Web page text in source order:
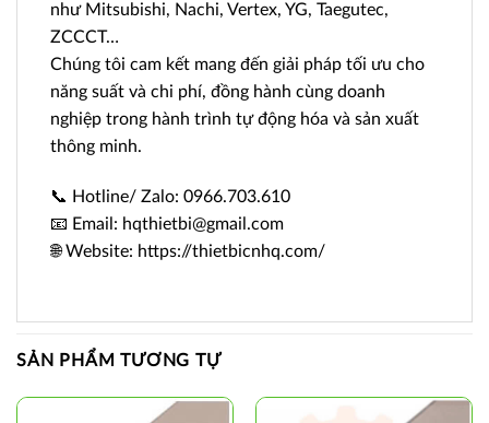
như Mitsubishi, Nachi, Vertex, YG, Taegutec,
ZCCCT…
Chúng tôi cam kết mang đến giải pháp tối ưu cho
năng suất và chi phí, đồng hành cùng doanh
nghiệp trong hành trình tự động hóa và sản xuất
thông minh.
📞 Hotline/ Zalo: 0966.703.610
📧 Email: hqthietbi@gmail.com
🌐 Website: https://thietbicnhq.com/
SẢN PHẨM TƯƠNG TỰ